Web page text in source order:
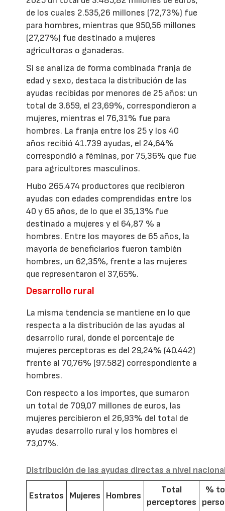
de los cuales 2.535,26 millones (72,73%) fue
para hombres, mientras que 950,56 millones
(27,27%) fue destinado a mujeres
agricultoras o ganaderas.
Si se analiza de forma combinada franja de
edad y sexo, destaca la distribución de las
ayudas recibidas por menores de 25 años: un
total de 3.659, el 23,69%, correspondieron a
mujeres, mientras el 76,31% fue para
hombres. La franja entre los 25 y los 40
años recibió 41.739 ayudas, el 24,64%
correspondió a féminas, por 75,36% que fue
para agricultores masculinos.
Hubo 265.474 productores que recibieron
ayudas con edades comprendidas entre los
40 y 65 años, de lo que el 35,13% fue
destinado a mujeres y el 64,87 % a
hombres. Entre los mayores de 65 años, la
mayoría de beneficiarios fueron también
hombres, un 62,35%, frente a las mujeres
que representaron el 37,65%.
Desarrollo rural
La misma tendencia se mantiene en lo que
respecta a la distribución de las ayudas al
desarrollo rural, donde el porcentaje de
mujeres perceptoras es del 29,24% (40.442)
frente al 70,76% (97.582) correspondiente a
hombres.
Con respecto a los importes, que sumaron
un total de 709,07 millones de euros, las
mujeres percibieron el 26,93% del total de
ayudas desarrollo rural y los hombres el
73,07%.
Distribución de las ayudas directas a nivel
Estratos Mujeres Hombres
Total
perceptores
%